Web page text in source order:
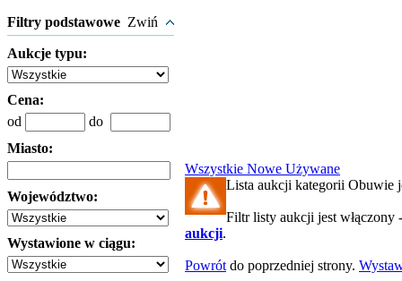
Filtry podstawowe Zwiń
Aukcje typu:
Cena:
od
do
Miasto:
Województwo:
Wystawione w ciągu:
Wszystkie Nowe Używane
Lista aukcji kategorii Obuwie
Filtr listy aukcji jest włączony
aukcji.
Powrót do poprzedniej strony.